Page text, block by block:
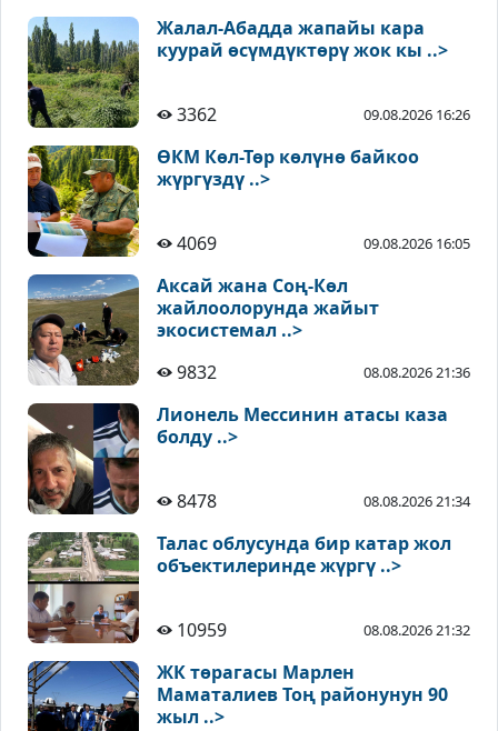
Жалал-Абадда жапайы кара
куурай өсүмдүктөрү жок кы ..>
3362 09.08.2026 16:26
ӨКМ Көл-Төр көлүнө байкоо
жүргүздү ..>
4069 09.08.2026 16:05
Аксай жана Соң-Көл
жайлоолорунда жайыт
экосистемал ..>
9832
08.08.2026 21:36
Лионель Мессинин атасы каза
болду ..>
8478 08.08.2026 21:34
Талас облусунда бир катар жол
объектилеринде жүргү ..>
10959 08.08.2026 21:32
ЖК төрагасы Марлен
Маматалиев Тоң районунун 90
жыл ..>